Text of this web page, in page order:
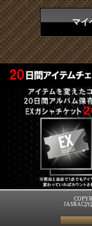
マイ
JASRAC許